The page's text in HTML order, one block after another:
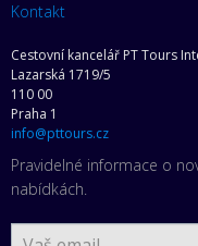
Kontakt
Cestovní kancelář PT Tours
Lazarská 1719/5
110 00
Praha 1
info@pttours.cz
Pravidelné informace o
nabídkách.